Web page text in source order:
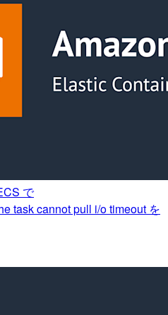
で
task cannot pull i/o timeout を